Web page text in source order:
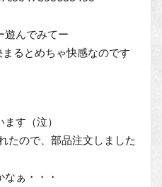
遊んでみてー
るとめちゃ快感なのです
す（泣）
たので、部品注文しました
ぁ・・・